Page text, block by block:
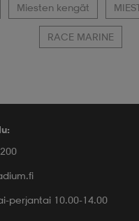
Miesten kengät
RACE MARINE
perjantai 10.00-14.00